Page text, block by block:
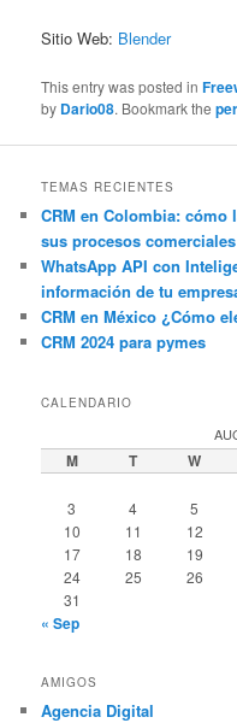
Sitio Web: Blender
This entry was posted in
by Dario08. Bookmark the
TEMAS RECIENTES
CRM en Colombia: cómo
sus procesos comerciales
WhatsApp API con
información de tu
CRM en México ¿Cómo
CRM 2024 para pymes
CALENDARIO
M T W
3
4 5
10
11 12
17
18 19
24
25 26
31
« Sep
AMIGOS
Agencia Digital